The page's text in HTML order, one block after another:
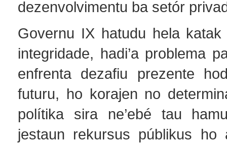
dezenvolvimentu ba setór
Governu IX hatudu hela
integridade, hadi’a problema
enfrenta dezafiu prezente
futuru, ho korajen no
polítika sira ne’ebé tau
jestaun rekursus públikus ho